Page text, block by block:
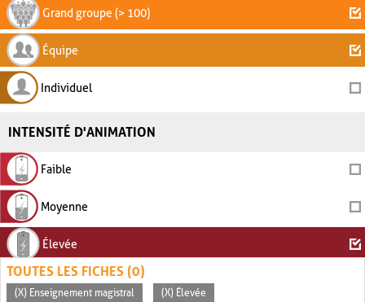
Grand groupe (> 100)
Équipe
Individuel
INTENSITÉ D'ANIMATION
Faible
Moyenne
Élevée
TOUTES LES FICHES (0)
(X) Enseignement magistral (X) Élevée